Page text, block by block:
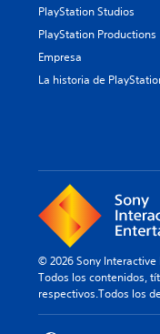
PlayStation Studios
PlayStation Productions
Empresa
La historia de
© 2026 Sony Interactive
Todos los contenidos,
respectivos.Todos los